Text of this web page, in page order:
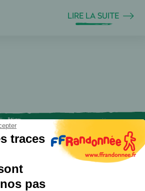
LIRE LA SUITE
traces
pas